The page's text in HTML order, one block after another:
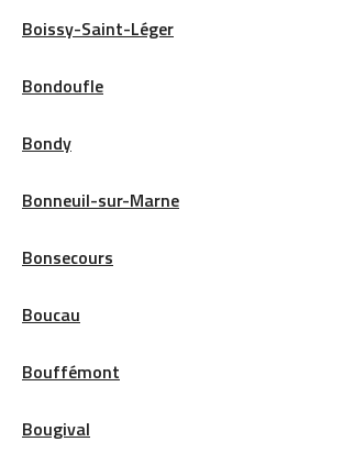
Boissy-Saint-Léger
Bondoufle
Bondy
Bonneuil-sur-Marne
Bonsecours
Boucau
Bouffémont
Bougival